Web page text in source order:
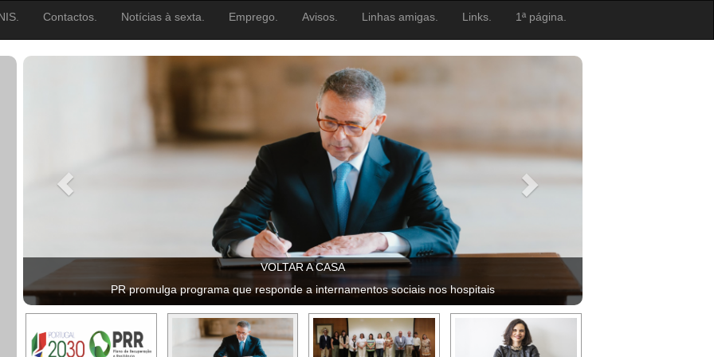
Contactos. Notícias à sexta. Emprego. Avisos. Linhas amigas. Links. 1ª página.
VOLTAR A CASA
PR promulga programa que responde a internamentos sociais nos hospitais